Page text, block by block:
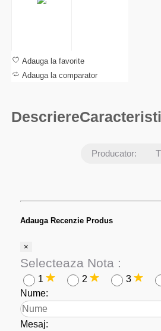
Adauga la favorite
Adauga la comparator
Descriere
Producator:
Adauga Recenzie Produs
×
Selecteaza Nota :
1 2 3
Nume:
Mesaj: